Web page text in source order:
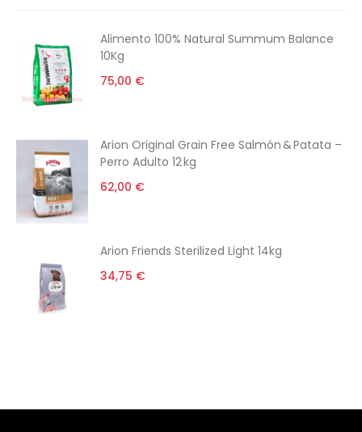
Alimento 100% Natural Summum Balance
10Kg
75,00 €
Arion Original Grain Free Salmón & Patata –
Perro Adulto 12 kg
62,00 €
Arion Friends Sterilized Light 14kg
34,75 €